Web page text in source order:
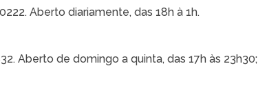
Aberto diariamente, das 18h à 1h.
Aberto de domingo a quinta, das 17h às 23h30;